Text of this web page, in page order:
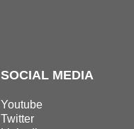
SOCIAL MEDIA
Youtube
Twitter